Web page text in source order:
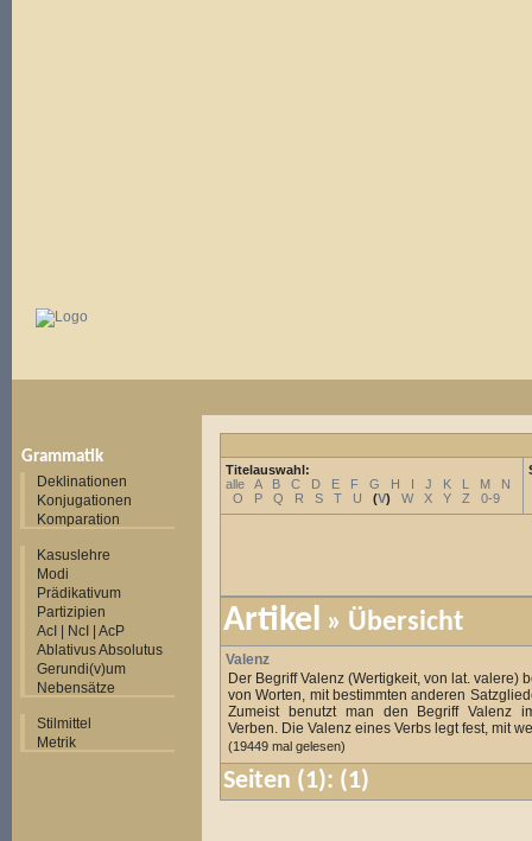
Grammatik
Deklinationen
Konjugationen
Komparation
Kasuslehre
Modi
Prädikativum
Partizipien
AcI | NcI | AcP
Ablativus Absolutus
Gerundi(v)um
Nebensätze
Stilmittel
Metrik
Titelauswahl:
alle
A B C D E F G H I J K L M
N
O
P Q R S T U (V) W X Y Z 0-9
Artikel » Übersicht
Valenz
Der Begriff Valenz (Wertigkeit, von lat. valere)
von Worten, mit bestimmten anderen
Zumeist benutzt man den Begriff Valenz
Verben. Die Valenz eines Verbs legt fest, mit
(19449 mal gelesen)
Seiten (1): (1)